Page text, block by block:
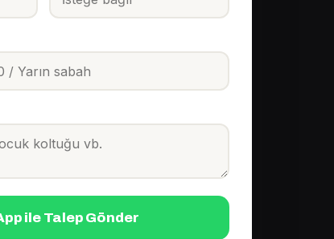
ile Talep Gönder